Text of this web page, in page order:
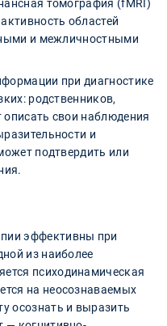
томография (fMRI)
областей
и межличностными
при диагностике
родственников,
описать свои наблюдения
и
подтвердить или
эффективны при
из наиболее
психодинамическая
на неосознаваемых
осознать и выразить